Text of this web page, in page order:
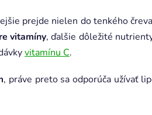
prejde nielen do tenkého
vitamíny, ďalšie dôležité
vitamínu C.
, práve preto sa odporúča užívať